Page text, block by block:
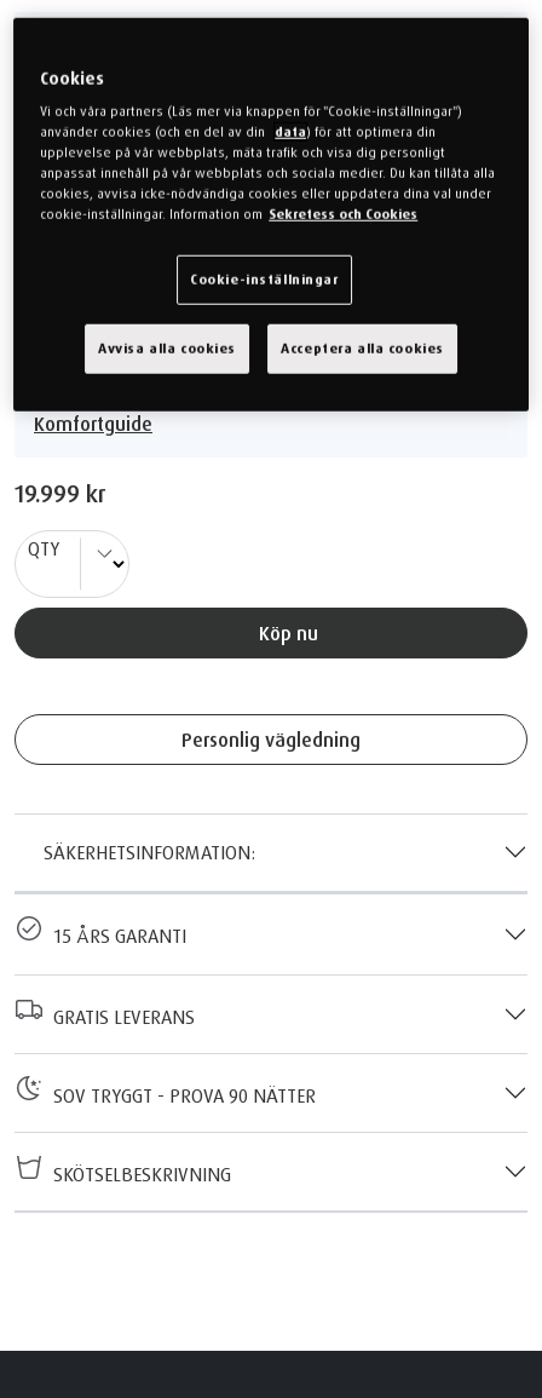
Prima 21cm
Visa skillnaden
Komfortguide
19.999 kr
QTY
Köp nu
Personlig vägledning
SÄKERHETSINFORMATION:
15 ÅRS GARANTI
GRATIS LEVERANS
SOV TRYGGT - PROVA 90 NÄTTER
SKÖTSELBESKRIVNING
Cookies
Vi och våra partners (Läs mer via knappen för "Cookie-inställningar")
använder cookies (och en del av din
data) för att optimera din
upplevelse på vår webbplats, mäta trafik och visa dig personligt
anpassat innehåll på vår webbplats och sociala medier. Du kan tillåta alla
cookies, avvisa icke-nödvändiga cookies eller uppdatera dina val under
cookie-inställningar. Information om Sekretess och Cookies
Cookie-inställningar
Avvisa alla cookies Acceptera alla cookies